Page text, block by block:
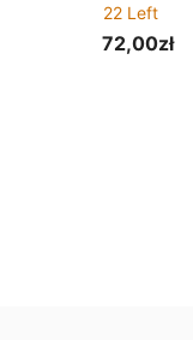
22 Left
72,00zł